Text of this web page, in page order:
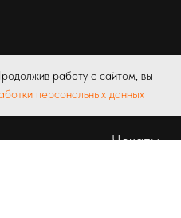
работу с сайтом, вы
персональных данных
Услуги
Чекапы